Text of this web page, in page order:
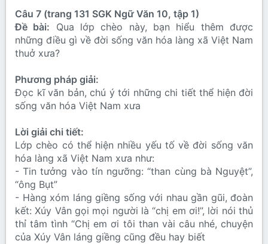
Câu 7 (trang 131 SGK Ngữ Văn 10, tập 1)
Đề bài: Qua lớp chèo này, bạn hiểu thêm được
những điều gì về đời sống văn hóa làng xã Việt Nam
thuở xưa?
Phương pháp giải:
Đọc kĩ văn bản, chú ý tới những chi tiết thể hiện đời
sống văn hóa Việt Nam xưa
Lời giải chi tiết:
Lớp chèo có thể hiện nhiều yếu tố về đời sống văn
hóa làng xã Việt Nam xưa như:
- Tin tưởng vào tín ngưỡng: “than cùng bà Nguyệt”,
“ông Bụt”
- Hàng xóm láng giềng sống với nhau gần gũi, đoàn
kết: Xúy Vân gọi mọi người là “chị em ơi!”, lời nói thủ
thỉ tâm tình “Chị em ơi tôi than vài câu nhé, chuyện
của Xúy Vân láng giềng cũng đều hay biết